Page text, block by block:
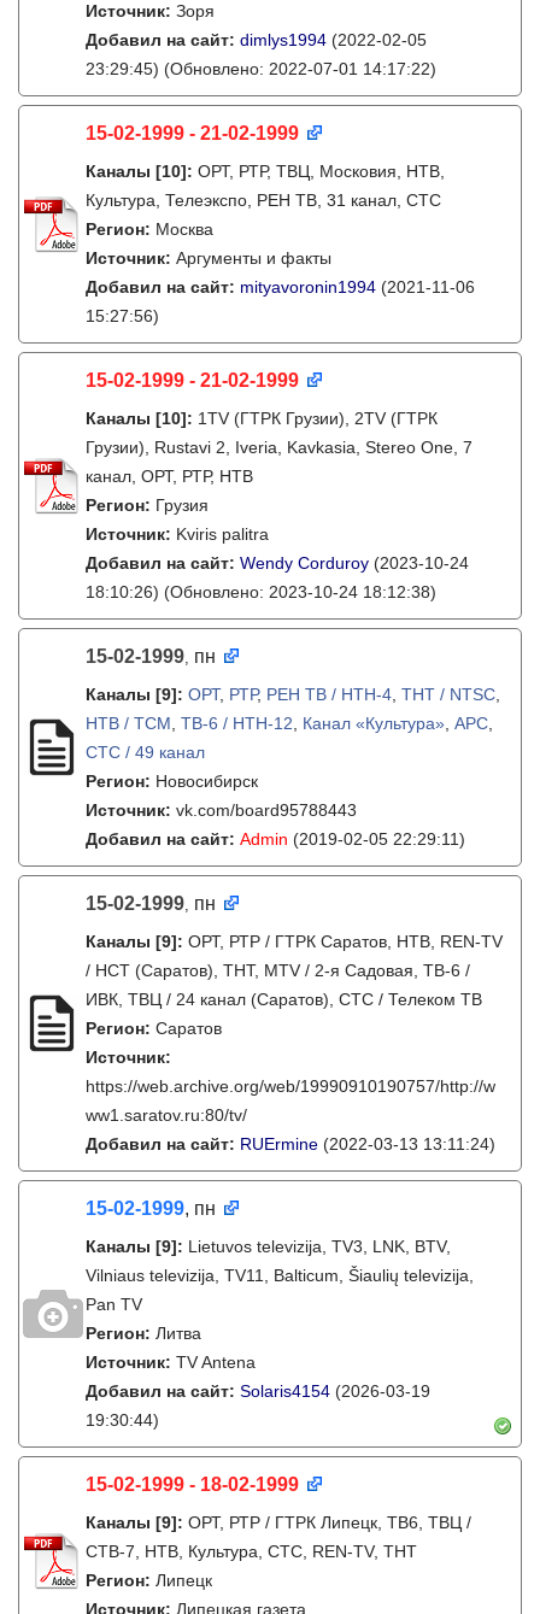
Источник: Зоря
Добавил на сайт: dimlys1994 (2022-02-05
23:29:45) (Обновлено: 2022-07-01 14:17:22)
15-02-1999 - 21-02-1999
Каналы [10]: ОРТ, РТР, ТВЦ, Московия, НТВ,
Культура, Телеэкспо, РЕН ТВ, 31 канал, СТС
Регион: Москва
Источник: Аргументы и факты
Добавил на сайт: mityavoronin1994 (2021-11-06
15:27:56)
15-02-1999 - 21-02-1999
Каналы [10]: 1TV (ГТРК Грузии), 2TV (ГТРК
Грузии), Rustavi 2, Iveria, Kavkasia, Stereo One, 7
канал, ОРТ, РТР, НТВ
Регион: Грузия
Источник: Kviris palitra
Добавил на сайт: Wendy Corduroy (2023-10-24
18:10:26) (Обновлено: 2023-10-24 18:12:38)
15-02-1999, пн
Каналы [9]: ОРТ, РТР, РЕН ТВ / НТН-4 ТНТ / NTSC
НТВ / ТСМ ТВ-6 / НТН-12 Канал «Культура» АРС
СТС / 49 канал
Регион: Новосибирск
Источник: vk.com/board95788443
Добавил на сайт: Admin (2019-02-05 22:29:11)
15-02-1999, пн
Каналы [9]: ОРТ, РТР / ГТРК Саратов, НТВ, REN-TV
/ НСТ (Саратов), ТНТ, MTV / 2-я Садовая, ТВ-6 /
ИВК, ТВЦ / 24 канал (Саратов), СТС / Телеком ТВ
Регион: Саратов
Источник:
https://web.archive.org/web/19990910190757/http://w
ww1.saratov.ru:80/tv/
Добавил на сайт: RUErmine (2022-03-13 13:11:24)
15-02-1999, пн
Каналы [9]: Lietuvos televizija, TV3, LNK, BTV,
Vilniaus televizija, TV11, Balticum, Šiaulių televizija,
Pan TV
Регион: Литва
Источник: TV Antena
Добавил на сайт: Solaris4154 (2026-03-19
19:30:44)
15-02-1999 - 18-02-1999
Каналы [9]: ОРТ, РТР / ГТРК Липецк, ТВ6, ТВЦ /
СТВ-7, НТВ, Культура, СТС, REN-TV, ТНТ
Регион: Липецк
Источник: Липецкая газета